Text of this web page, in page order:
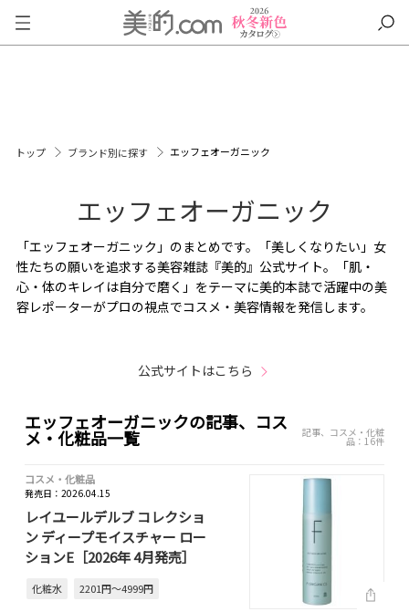
トップ ブランド別に探す エッフェオーガニック
エッフェオーガニック
「エッフェオーガニック」のまとめです。「美しくなりたい」女
性たちの願いを追求する美容雑誌『美的』公式サイト。「肌・
心・体のキレイは自分で磨く」をテーマに美的本誌で活躍中の美
容レポーターがプロの視点でコスメ・美容情報を発信します。
公式サイトはこちら
エッフェオーガニックの記事、コス
メ・化粧品一覧 記事、コスメ・化粧
品：16件
コスメ・化粧品
発売日：2026.04.15
レイユールデルブ コレクショ
ン ディープモイスチャー ロー
ションE［2026年 4月発売］
化粧水 2201円～4999円